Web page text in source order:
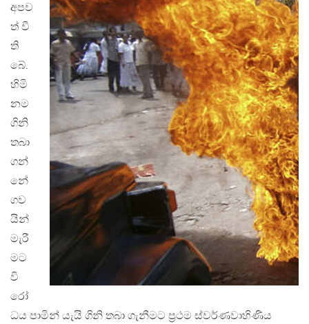
අපව
ත් වී
ති
බේ.
හිමි
නම
ගිනි
තබා
ගන්
නේ
ගව
යින්
මැරී
මට
වි
රෝ
ධය පාමින් යැයි ගිනි තබා ගැනීමට ප්‍රථම ස්වර්ණවාහිණිය